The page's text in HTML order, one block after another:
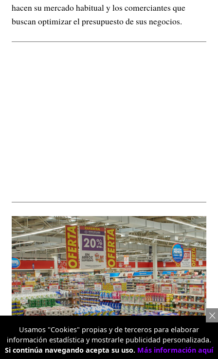
hacen su mercado habitual y los comerciantes que
buscan optimizar el presupuesto de sus negocios.
Usamos "Cookies" propias y de terceros para elaborar
información estadística y mostrarle publicidad personalizada.
Si continúa navegando acepta su uso. Más información aquí